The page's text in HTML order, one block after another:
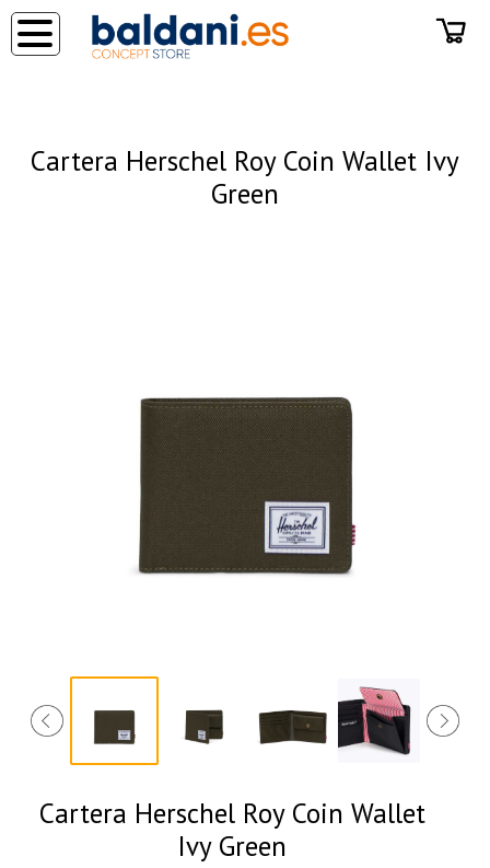
Cartera Herschel Roy Coin Wallet Ivy
Green
Cartera Herschel Roy Coin Wallet
Ivy Green